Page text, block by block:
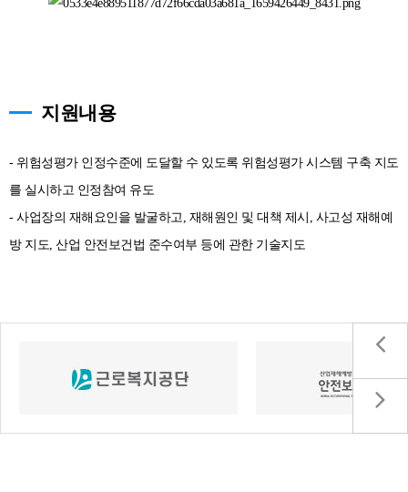
지원내용
- 위험성평가 인정수준에 도달할 수 있도록 위험성평가 시스템 구축 지도
를 실시하고 인정참여 유도
- 사업장의 재해요인을 발굴하고, 재해원인 및 대책 제시, 사고성 재해예
방 지도, 산업 안전보건법 준수여부 등에 관한 기술지도